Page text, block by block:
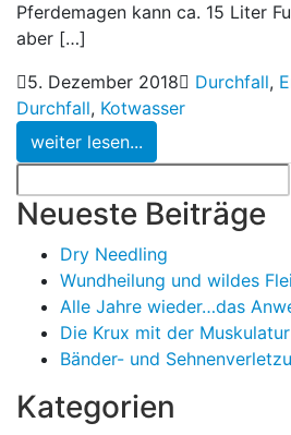
Pferdemagen kann ca. 15 Liter
aber […]
5. Dezember 2018
Durchfall,
Durchfall, Kotwasser
weiter lesen...
nach:
Neueste Beiträge
Dry Needling
Wundheilung und wildes
Alle Jahre wieder…das
Die Krux mit der Muskulatur
Bänder- und
Kategorien